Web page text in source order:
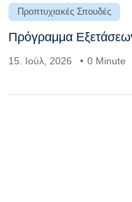
Προπτυχιακές Σπουδές
Πρόγραμμα
15. Ιούλ, 2026 0 Minute